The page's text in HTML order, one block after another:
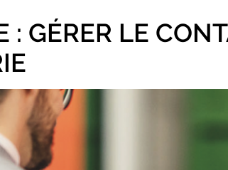
GÉRER LE